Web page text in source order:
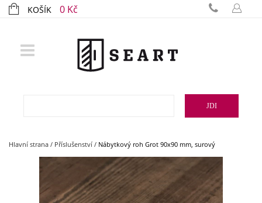
KOŠÍK 0 Kč
JDI
Hlavní strana / Příslušenství / Nábytkový roh Grot 90x90 mm, surový